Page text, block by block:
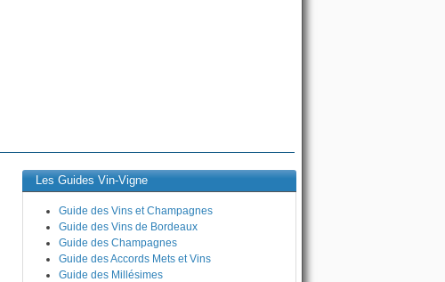
Les Guides Vin-Vigne
Guide des Vins et Champagnes
Guide des Vins de Bordeaux
Guide des Champagnes
Guide des Accords Mets et Vins
Guide des Millésimes